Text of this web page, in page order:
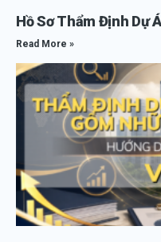
Hồ Sơ Thẩm Định Dự
Read More »